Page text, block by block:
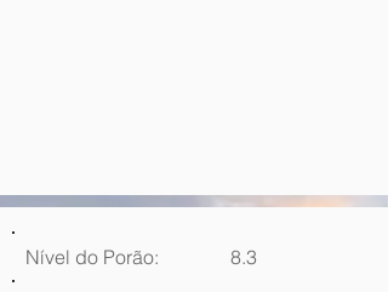
Nível do Porão:
8.3